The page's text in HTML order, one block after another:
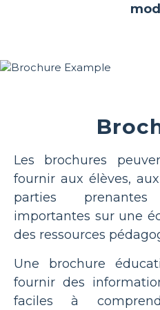
Les brochures
fournir aux élèves,
parties
importantes sur une
des ressources
Une brochure
fournir des
faciles à